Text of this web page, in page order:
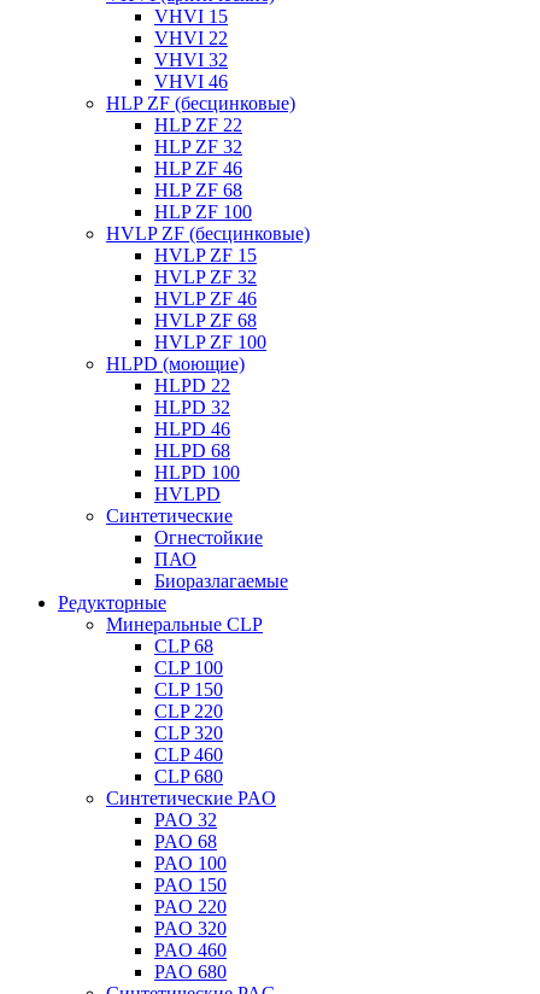
VHVI 15
VHVI 22
VHVI 32
VHVI 46
HLP ZF (бесцинковые)
HLP ZF 22
HLP ZF 32
HLP ZF 46
HLP ZF 68
HLP ZF 100
HVLP ZF (бесцинковые)
HVLP ZF 15
HVLP ZF 32
HVLP ZF 46
HVLP ZF 68
HVLP ZF 100
HLPD (моющие)
HLPD 22
HLPD 32
HLPD 46
HLPD 68
HLPD 100
HVLPD
Синтетические
Огнестойкие
ПАО
Биоразлагаемые
Редукторные
Минеральные CLP
CLP 68
CLP 100
CLP 150
CLP 220
CLP 320
CLP 460
CLP 680
Синтетические PAO
PAO 32
PAO 68
PAO 100
PAO 150
PAO 220
PAO 320
PAO 460
PAO 680